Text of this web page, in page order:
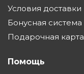
Условия доставки
Бонусная система
Подарочная карта
Помощь